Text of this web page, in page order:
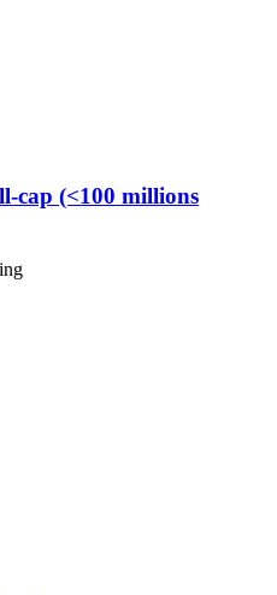
cap (<100 millions